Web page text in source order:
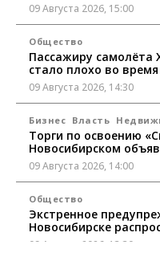
09 Августа 2026, 15:00
Общество
Пассажиру самолёта
стало плохо во
09 Августа 2026, 14:30
Бизнес Власть
Торги по освоению
Новосибирском
09 Августа 2026, 14:00
Общество
Экстренное
Новосибирске
09 Августа 2026, 13:30